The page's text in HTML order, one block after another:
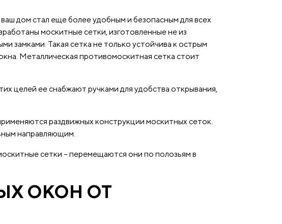
дом стал еще более удобным и безопасным для всех
москитные сетки, изготовленные не из
замками. Такая сетка не только устойчива к острым
Металлическая противомоскитная сетка стоит
целей ее снабжают ручками для удобства открывания,
раздвижных конструкции москитных сеток.
направляющим.
сетки – перемещаются они по полозьям в
ОКОН ОТ